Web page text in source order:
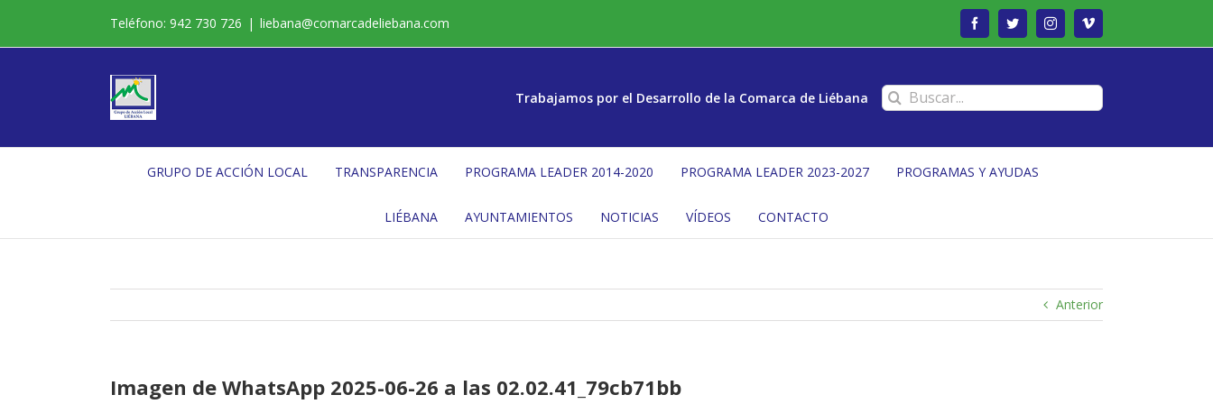
contenido
Teléfono: 942 730 726 | liebana@comarcadeliebana.com FacebookTwitterInstagramVimeo
Trabajamos por el Desarrollo de la Comarca de Liébana Buscar:
GRUPO DE ACCIÓN LOCAL TRANSPARENCIA PROGRAMA LEADER 2014-2020 PROGRAMA LEADER 2023-2027 PROGRAMAS Y AYUDAS
LIÉBANA AYUNTAMIENTOS NOTICIAS VÍDEOS CONTACTO
Anterior
Imagen de WhatsApp 2025-06-26 a las 02.02.41_79cb71bb